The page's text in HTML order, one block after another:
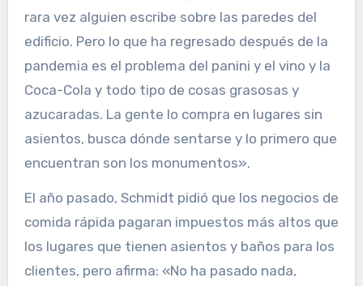
rara vez alguien escribe sobre las paredes del
edificio. Pero lo que ha regresado después de la
pandemia es el problema del panini y el vino y la
Coca-Cola y todo tipo de cosas grasosas y
azucaradas. La gente lo compra en lugares sin
asientos, busca dónde sentarse y lo primero que
encuentran son los monumentos».
El año pasado, Schmidt pidió que los negocios de
comida rápida pagaran impuestos más altos que
los lugares que tienen asientos y baños para los
clientes, pero afirma: «No ha pasado nada,